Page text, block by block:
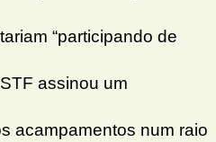
“participando de
assinou um
acampamentos num raio